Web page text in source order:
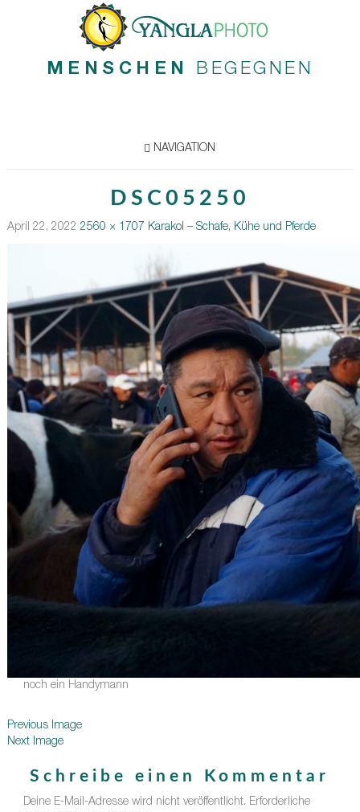
MENSCHEN BEGEGNEN
NAVIGATION
DSC05250
April 22, 2022 2560 × 1707 Karakol – Schafe, Kühe und Pferde
noch ein Handymann
Previous Image
Next Image
Schreibe einen Kommentar
Deine E-Mail-Adresse wird nicht veröffentlicht. Erforderliche